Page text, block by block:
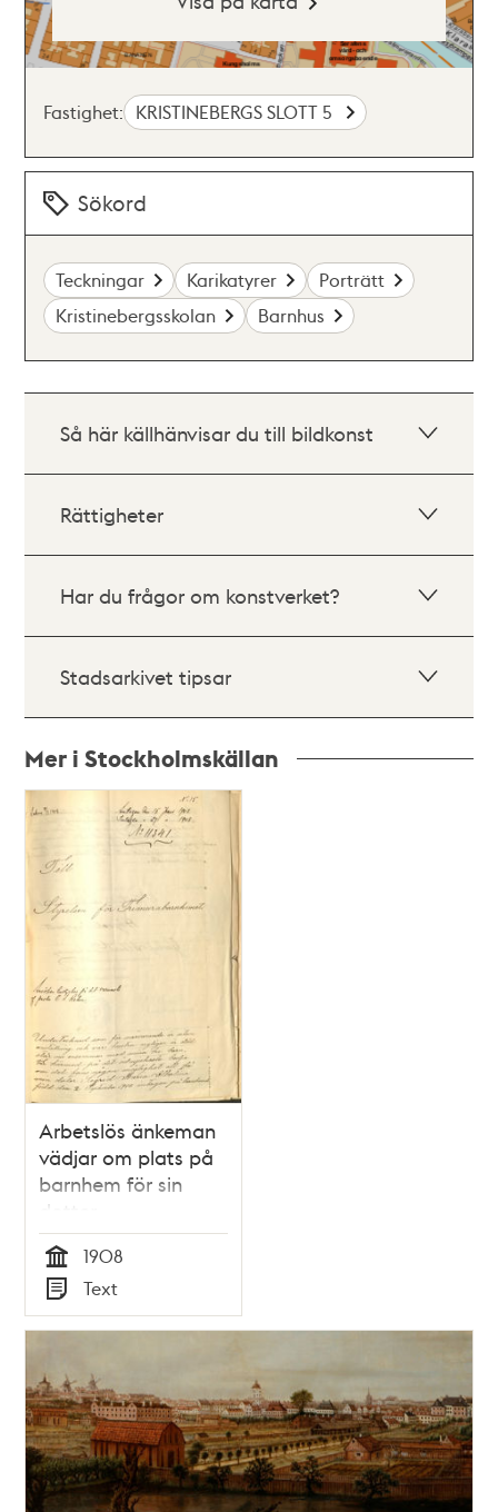
Fastighet: KRISTINEBERGS SLOTT 5
Sökord
Teckningar Karikatyrer
Porträtt
Kristinebergsskolan
Barnhus
Så här källhänvisar du till bildkonst
Rättigheter
Har du frågor om konstverket?
Stadsarkivet tipsar
Mer i Stockholmskällan
Arbetslös änkeman
vädjar om plats på
barnhem för sin
dotter
Tid
1908
Typ
Text